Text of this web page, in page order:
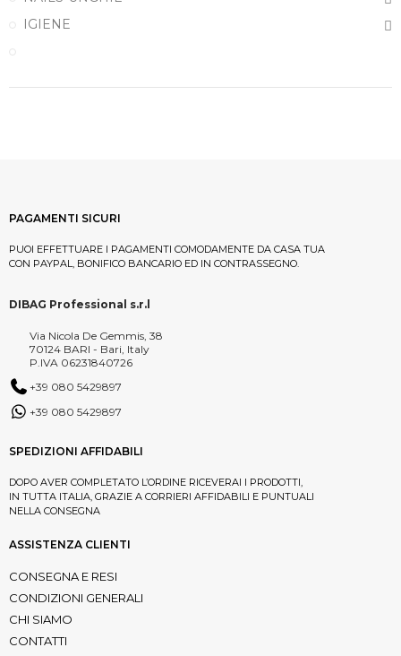
IGIENE
PAGAMENTI SICURI
PUOI EFFETTUARE I PAGAMENTI COMODAMENTE DA CASA TUA
CON PAYPAL, BONIFICO BANCARIO ED IN CONTRASSEGNO.
DIBAG Professional s.r.l
Via Nicola De Gemmis, 38
70124 BARI - Bari, Italy
P.IVA 06231840726
+39 080 5429897
+39 080 5429897
SPEDIZIONI AFFIDABILI
DOPO AVER COMPLETATO L’ORDINE RICEVERAI I PRODOTTI,
IN TUTTA ITALIA, GRAZIE A CORRIERI AFFIDABILI E PUNTUALI
NELLA CONSEGNA
ASSISTENZA CLIENTI
CONSEGNA E RESI
CONDIZIONI GENERALI
CHI SIAMO
CONTATTI